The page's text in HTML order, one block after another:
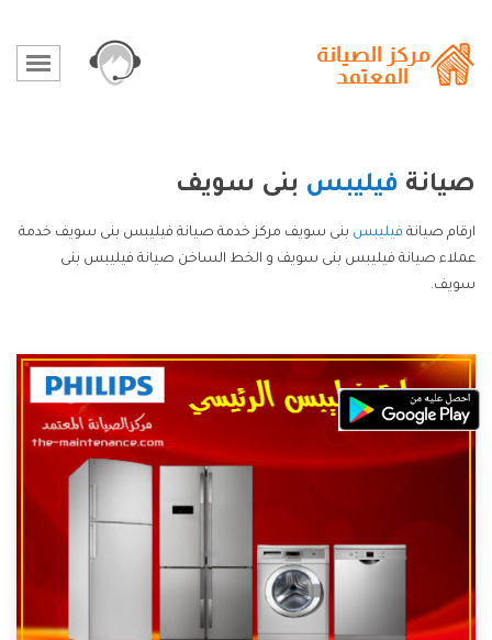
صيانة فيليبس بنى سويف
ارقام صيانة فيليبس بنى سويف مركز خدمة صيانة فيليبس بنى سويف خدمة
عملاء صيانة فيليبس بنى سويف و الخط الساخن صيانة فيليبس بنى
سويف.